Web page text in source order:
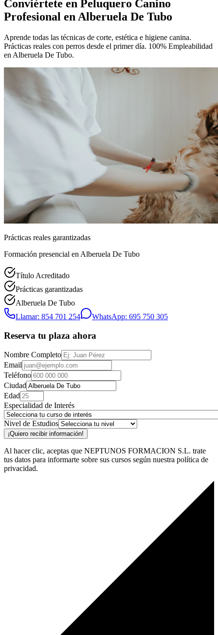
Conviértete en Peluquero Canino
Profesional en Alberuela De Tubo
Aprende todas las técnicas de corte, estética e higiene canina.
Prácticas reales con perros desde el primer día. 100% Empleabilidad
en Alberuela De Tubo.
Prácticas reales garantizadas
Formación presencial en Alberuela De Tubo
Título Acreditado
Prácticas garantizadas
Alberuela De Tubo
Llamar: 854 701 254
WhatsApp: 695 750 305
Reserva tu plaza ahora
Nombre Completo
Email
Teléfono
Ciudad
Edad
Especialidad de Interés
Nivel de Estudios
¡Quiero recibir información!
Al hacer clic, aceptas que NEPTUNOS FORMACION S.L. trate
tus datos para informarte sobre sus cursos según nuestra política de
privacidad.